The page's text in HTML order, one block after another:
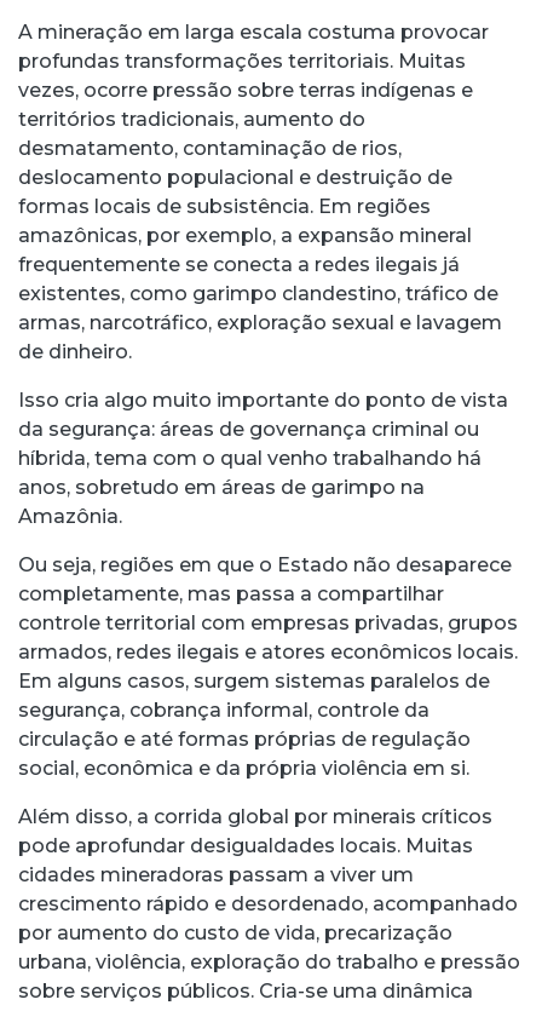
A mineração em larga escala costuma provocar
profundas transformações territoriais. Muitas
vezes, ocorre pressão sobre terras indígenas e
territórios tradicionais, aumento do
desmatamento, contaminação de rios,
deslocamento populacional e destruição de
formas locais de subsistência. Em regiões
amazônicas, por exemplo, a expansão mineral
frequentemente se conecta a redes ilegais já
existentes, como garimpo clandestino, tráfico de
armas, narcotráfico, exploração sexual e lavagem
de dinheiro.
Isso cria algo muito importante do ponto de vista
da segurança: áreas de governança criminal ou
híbrida, tema com o qual venho trabalhando há
anos, sobretudo em áreas de garimpo na
Amazônia.
Ou seja, regiões em que o Estado não desaparece
completamente, mas passa a compartilhar
controle territorial com empresas privadas, grupos
armados, redes ilegais e atores econômicos locais.
Em alguns casos, surgem sistemas paralelos de
segurança, cobrança informal, controle da
circulação e até formas próprias de regulação
social, econômica e da própria violência em si.
Além disso, a corrida global por minerais críticos
pode aprofundar desigualdades locais. Muitas
cidades mineradoras passam a viver um
crescimento rápido e desordenado, acompanhado
por aumento do custo de vida, precarização
urbana, violência, exploração do trabalho e pressão
sobre serviços públicos. Cria-se uma dinâmica